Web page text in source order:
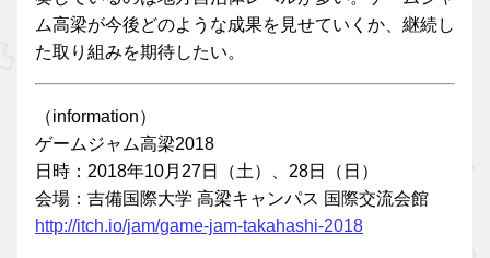
ム高梁が今後どのような成果を見せていくか、継続し
た取り組みを期待したい。
（information）
ゲームジャム高梁2018
日時：2018年10月27日（土）、28日（日）
会場：吉備国際大学 高梁キャンパス 国際交流会館
http://itch.io/jam/game-jam-takahashi-2018